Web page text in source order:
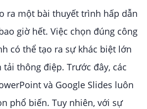
ra một bài thuyết trình hấp dẫn
giờ hết. Việc chọn đúng công
có thể tạo ra sự khác biệt lớn
thông điệp. Trước đây, các
và Google Slides luôn
phổ biến. Tuy nhiên, với sự